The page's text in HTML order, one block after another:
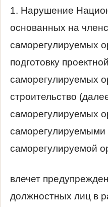
1. Нарушение
основанных на
саморегулируемых
подготовку
саморегулируемых
строительство
саморегулируемых
саморегулируемыми
саморегулируемой
влечет
должностных лиц в